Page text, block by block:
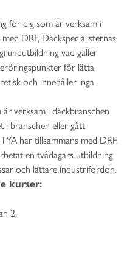
för dig som är verksam i
DRF, Däckspecialisternas
vad gäller
för lätta
och innehåller inga
verksam i däckbranschen
i branschen eller gått
har tillsammans med DRF,
en tvådagars utbildning
och lättare industrifordon.
kurser:
2.